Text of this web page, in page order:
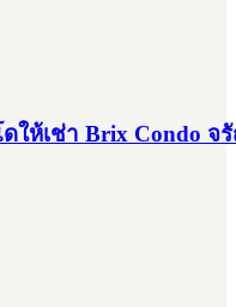
ให้เช่า Brix Condo